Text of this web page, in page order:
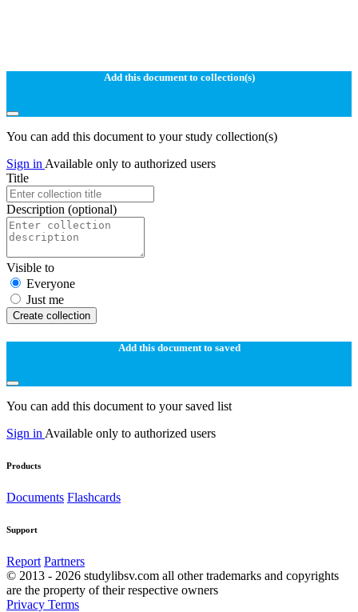
Add this document to collection(s)
You can add this document to your study collection(s)
Sign in Available only to authorized users
Title
Description (optional)
Visible to
Everyone
Just me
Create collection
Add this document to saved
You can add this document to your saved list
Sign in Available only to authorized users
Products
Documents Flashcards
Support
Report Partners
© 2013 - 2026 studylibsv.com all other trademarks and copyrights
are the property of their respective owners
Privacy Terms